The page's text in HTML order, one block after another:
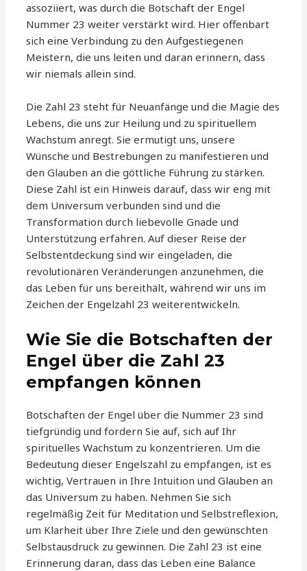
assoziiert, was durch die Botschaft der Engel
Nummer 23 weiter verstärkt wird. Hier offenbart
sich eine Verbindung zu den Aufgestiegenen
Meistern, die uns leiten und daran erinnern, dass
wir niemals allein sind.
Die Zahl 23 steht für Neuanfänge und die Magie des
Lebens, die uns zur Heilung und zu spirituellem
Wachstum anregt. Sie ermutigt uns, unsere
Wünsche und Bestrebungen zu manifestieren und
den Glauben an die göttliche Führung zu stärken.
Diese Zahl ist ein Hinweis darauf, dass wir eng mit
dem Universum verbunden sind und die
Transformation durch liebevolle Gnade und
Unterstützung erfahren. Auf dieser Reise der
Selbstentdeckung sind wir eingeladen, die
revolutionären Veränderungen anzunehmen, die
das Leben für uns bereithält, während wir uns im
Zeichen der Engelzahl 23 weiterentwickeln.
Wie Sie die Botschaften der
Engel über die Zahl 23
empfangen können
Botschaften der Engel über die Nummer 23 sind
tiefgründig und fordern Sie auf, sich auf Ihr
spirituelles Wachstum zu konzentrieren. Um die
Bedeutung dieser Engelszahl zu empfangen, ist es
wichtig, Vertrauen in Ihre Intuition und Glauben an
das Universum zu haben. Nehmen Sie sich
regelmäßig Zeit für Meditation und Selbstreflexion,
um Klarheit über Ihre Ziele und den gewünschten
Selbstausdruck zu gewinnen. Die Zahl 23 ist eine
Erinnerung daran, dass das Leben eine Balance